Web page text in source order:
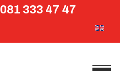
333 47 47